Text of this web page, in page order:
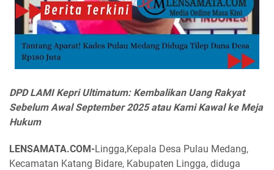
DPD LAMI Kepri Ultimatum: Kembalikan Uang Rakyat
Sebelum Awal September 2025 atau Kami Kawal ke Meja
Hukum
LENSAMATA.COM-Lingga,Kepala Desa Pulau Medang,
Kecamatan Katang Bidare, Kabupaten Lingga, diduga